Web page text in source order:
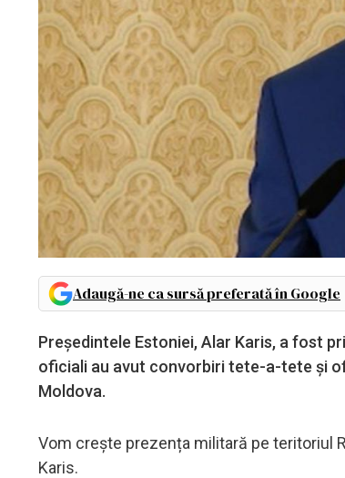
Adaugă-ne ca sursă preferată în Google
Preşedintele Estoniei, Alar Karis, a fost
oficiali au avut convorbiri tete-a-tete şi
Moldova.
Vom crește prezența militară pe teritoriul
Karis.